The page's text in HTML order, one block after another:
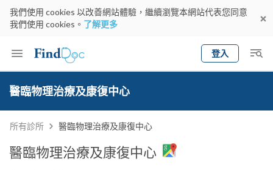
我們使用 cookies 以改善網站體驗，繼續瀏覽本網站代表您同意
我們使用 cookies。 了解更多
登入
Keyword
醫臨物理治療及康復中心
所有診所 醫臨物理治療及康復中心
醫臨物理治療及康復中心